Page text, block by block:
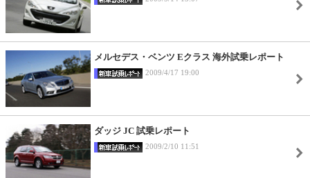
メルセデス・ベンツ Eクラス 海外試乗レポート
2009/4/17 19:00
ダッジ JC 試乗レポート
2009/2/10 11:51